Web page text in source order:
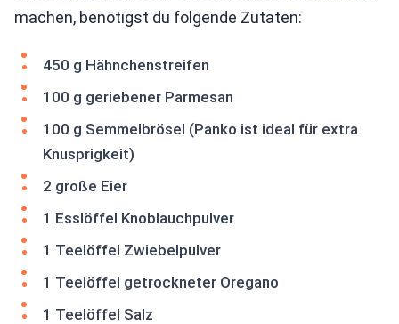
machen, benötigst du folgende Zutaten:
450 g Hähnchenstreifen
100 g geriebener Parmesan
100 g Semmelbrösel (Panko ist ideal für extra
Knusprigkeit)
2 große Eier
1 Esslöffel Knoblauchpulver
1 Teelöffel Zwiebelpulver
1 Teelöffel getrockneter Oregano
1 Teelöffel Salz